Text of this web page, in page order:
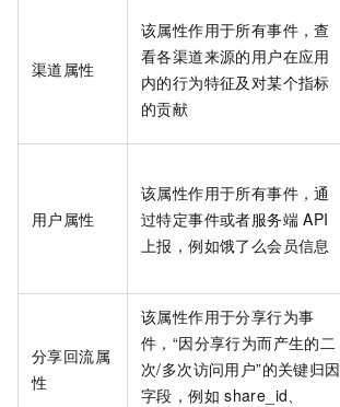
渠道属性
该属性作用于所有事件，查
看各渠道来源的用户在应用
内的行为特征及对某个指标
的贡献
用户属性
该属性作用于所有事件，通
过特定事件或者服务端 API
上报，例如饿了么会员信息
分享回流属
性
该属性作用于分享行为事
件，“因分享行为而产生的二
次/多次访问用户”的关键归因
字段，例如 share_id、